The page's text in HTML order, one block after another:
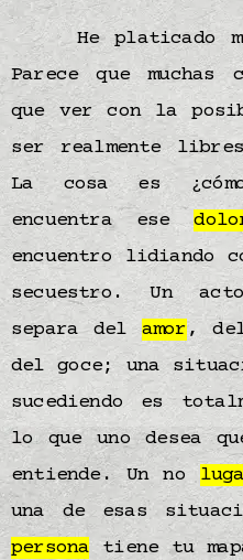
He platicado
Parece que muchas
que ver con la
ser realmente
La cosa es
encuentra ese
encuentro lidiando
secuestro. Un
separa del amor,
del goce; una
sucediendo es
lo que uno desea
entiende. Un no
una de esas
personatiene tu